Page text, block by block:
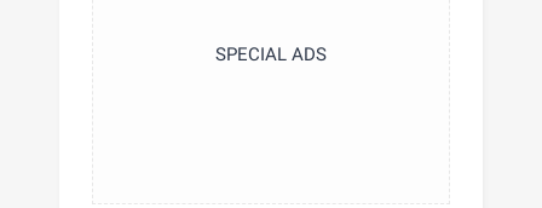
SPECIAL ADS